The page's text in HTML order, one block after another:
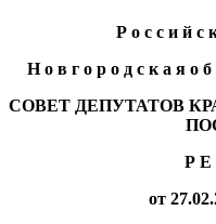
Р о с с и й с
Н о в г о р о д с к а я о
СОВЕТ ДЕПУТАТОВ
Р
от